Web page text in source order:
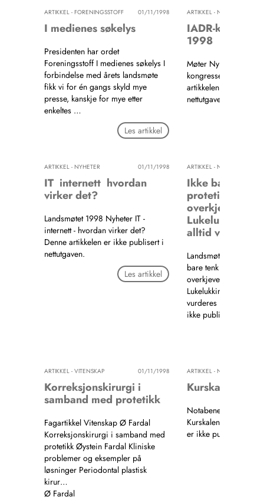
ARTIKKEL - FORENINGSSTOFF 01/11/1998
I medienes søkelys
Presidenten har ordet
Foreningsstoff I medienes søkelys I
forbindelse med årets landsmøte
fikk vi for én gangs skyld mye
presse, kanskje for mye etter
enkeltes …
Les artikkel
ARTIKKEL - NYHETER
IADR-
1998
Møter Nyheter IADR-
kongressen 1998
artikkelen er ikke
nettutgaven.
ARTIKKEL - NYHETER 01/11/1998
IT ­ internett ­ hvordan
virker det?
Landsmøtet 1998 Nyheter IT -
internett - hvordan virker det?
Denne artikkelen er ikke publisert i
nettutgaven.
Les artikkel
ARTIKKEL - NYHETER
Ikke bare tenk
protetikk ved
Lukelukking
alltid vurderes
Landsmøtet 1998
bare tenk protetikk
overkjeveincisiver -
Lukelukking bør alltid
vurderes Denne
ikke publisert i
ARTIKKEL - VITENSKAP 01/11/1998
Korreksjonskirurgi i
samband med protetikk
Fagartikkel Vitenskap Ø Fardal
Korreksjonskirurgi i samband med
protetikk Øystein Fardal Kliniske
problemer og eksempler på
løsninger Periodontal plastisk
kirur…
Ø Fardal
ARTIKKEL - NYHETER
Kurskalender
Notabene Nyheter
Kurskalender Denne
er ikke publisert i